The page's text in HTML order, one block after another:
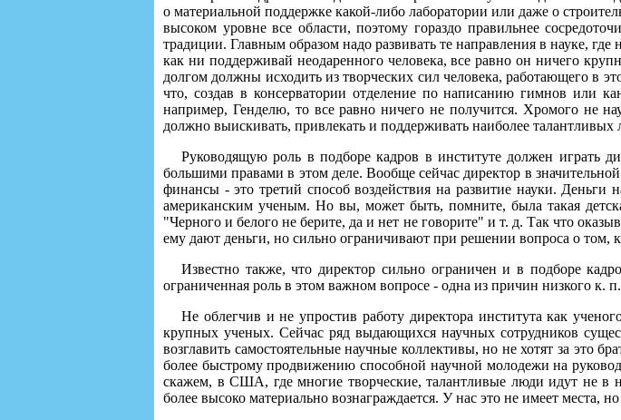
о материальной поддержке какой-либо лаборатории или даже о
высоком уровне все области, поэтому гораздо правильнее
традиции. Главным образом надо развивать те направления в науке,
как ни поддерживай неодаренного человека, все равно он ничего
долгом должны исходить из творческих сил человека, работающего в
что, создав в консерватории отделение по написанию гимнов или
например, Генделю, то все равно ничего не получится. Хромого не
должно выискивать, привлекать и поддерживать наиболее
Руководящую роль в подборе кадров в институте должен играть
большими правами в этом деле. Вообще сейчас директор в
финансы - это третий способ воздействия на развитие науки. Деньги
американским ученым. Но вы, может быть, помните, была такая
"Черного и белого не берите, да и нет не говорите" и т. д. Так что
ему дают деньги, но сильно ограничивают при решении вопроса о том,
Известно также, что директор сильно ограничен и в подборе
ограниченная роль в этом важном вопросе - одна из причин низкого к.
Не облегчив и не упростив работу директора института как
крупных ученых. Сейчас ряд выдающихся научных сотрудников
возглавить самостоятельные научные коллективы, но не хотят за это
более быстрому продвижению способной научной молодежи на
скажем, в США, где многие творческие, талантливые люди идут не в
более высоко материально вознаграждается. У нас это не имеет места,